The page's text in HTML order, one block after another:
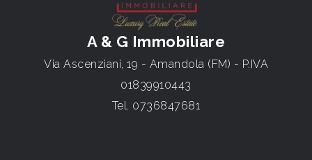
A & G Immobiliare
Via Ascenziani, 19 - Amandola (FM) - P.IVA
01839910443
Tel. 0736847681